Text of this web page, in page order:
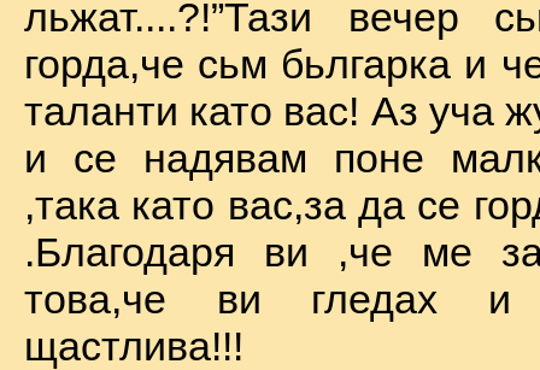
льжат....?!”Тази вечер
горда,че сьм бьлгарка и
таланти като вас! Аз уча
и се надявам поне
,така като вас,за да се
.Благодаря ви ,че ме
това,че ви гледах
щастлива!!!